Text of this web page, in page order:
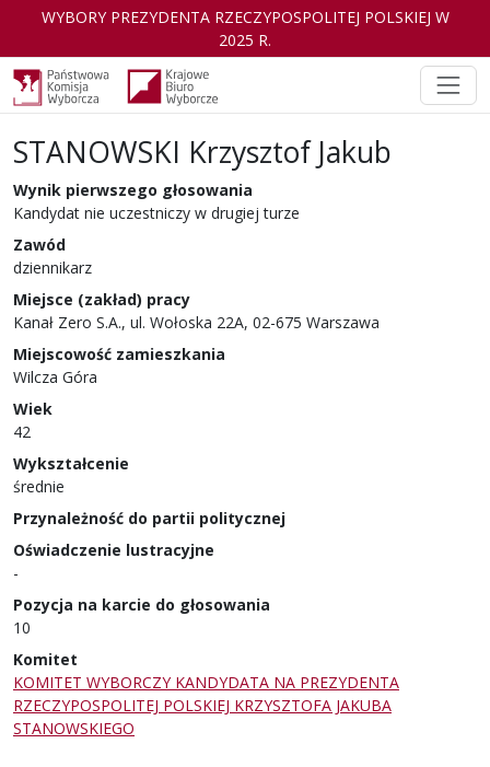
WYBORY PREZYDENTA RZECZYPOSPOLITEJ POLSKIEJ W
2025 R.
STANOWSKI Krzysztof Jakub
Kandydatw wyborach Prezydenta
Wynik pierwszego głosowania
Kandydat nie uczestniczy w drugiej turze
Zawód
dziennikarz
Miejsce (zakład) pracy
Kanał Zero S.A., ul. Wołoska 22A, 02-675 Warszawa
Miejscowość zamieszkania
Wilcza Góra
Wiek
42
Wykształcenie
średnie
Przynależność do partii politycznej
Oświadczenie lustracyjne
-
Pozycja na karcie do głosowania
10
Komitet
KOMITET WYBORCZY KANDYDATA NA PREZYDENTA
RZECZYPOSPOLITEJ POLSKIEJ KRZYSZTOFA JAKUBA
STANOWSKIEGO